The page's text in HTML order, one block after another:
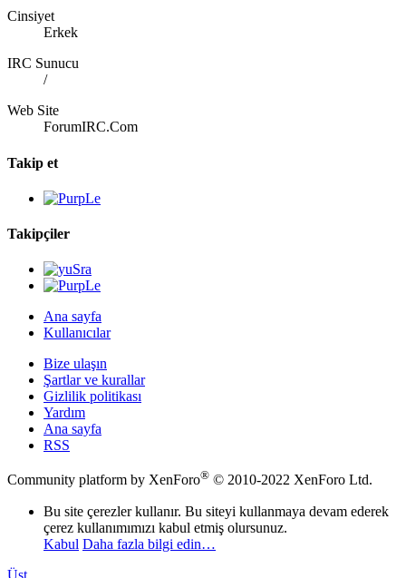
Cinsiyet
Erkek
IRC Sunucu
/
Web Site
ForumIRC.Com
Takip et
Takipçiler
Ana sayfa
Kullanıcılar
Bize ulaşın
Şartlar ve kurallar
Gizlilik politikası
Yardım
Ana sayfa
RSS
Community platform by XenForo® © 2010-2022 XenForo Ltd.
Bu site çerezler kullanır. Bu siteyi kullanmaya devam ederek
çerez kullanımımızı kabul etmiş olursunuz.
Kabul Daha fazla bilgi edin…
Üst